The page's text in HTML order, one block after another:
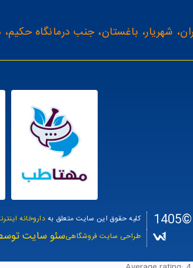
شهریار، باغستان، جنب درمانگاه حکیم،
©1405 کلیه حقوق این سایت متعلق به داروخانه
سئو سایتطراحی سایت فروشگاهی